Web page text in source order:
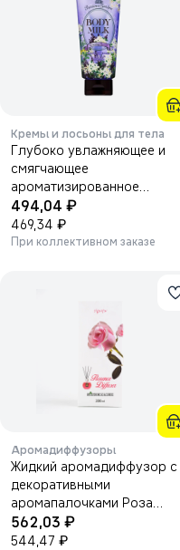
Кремы и лосьоны для тела
Глубоко увлажняющее и
смягчающее
ароматизированное
молочко KOSE "Precious
Garden" для тела с
ароматом "Успокаивающий
494,04 ₽
469,34 ₽
При коллективном заказе
Аромадиффузоры
Жидкий аромадиффузор с
декоративными
аромапалочками Роза
200мл.
562,03 ₽
544,47 ₽